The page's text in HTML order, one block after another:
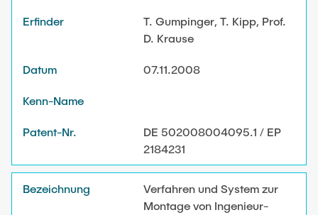
T. Gumpinger, T. Kipp, Prof.
D. Krause
07.11.2008
DE 502008004095.1 / EP
2184231
Verfahren und System zur
Montage von Ingenieur-